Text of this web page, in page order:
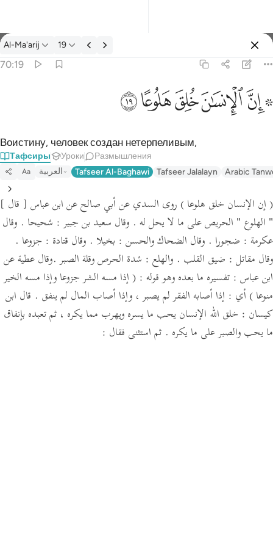
Тафсир: Al-Ma'arij 70:19
Al-Ma'arij 19
70:19
ﱪ ﱫﱬﱭﱮﱯ
Воистину, человек создан нетерпеливым,
Тафсиры Уроки Размышления
Aa العربية Tafseer Al-Baghawi Tafseer Jalalayn Arabic
( إن الإنسان خلق هلوعا ) روى السدي عن أبي صالح عن ابن عباس [ قال ]
" الهلوع " الحريص على ما لا يحل له . وقال سعيد بن جبير : شحيحا . وقال
عكرمة : ضجورا . وقال الضحاك والحسن : بخيلا . وقال قتادة : جزوعا .
وقال مقاتل : ضيق القلب . والهلع : شدة الحرص وقلة الصبر .وقال عطية عن
ابن عباس : تفسيره ما بعده وهو قوله : ( إذا مسه الشر جزوعا وإذا مسه الخير
منوعا ) أي : إذا أصابه الفقر لم يصبر ، وإذا أصاب المال لم ينفق . قال ابن
كيسان : خلق الله الإنسان يحب ما يسره ويهرب مما يكره ، ثم تعبده بإنفاق
ما يحب والصبر على ما يكره . ثم استثنى فقال :